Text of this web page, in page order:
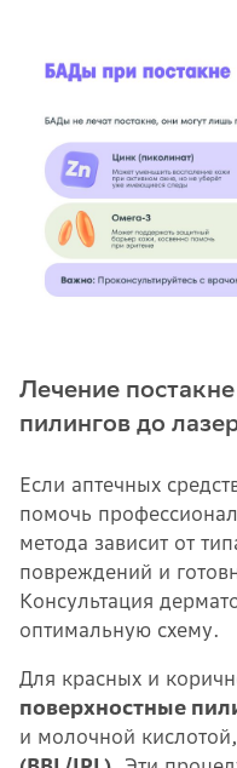
Лечение
пилингов до
Если аптечных
помочь
метода зависит от
повреждений и
Консультация
оптимальную схему.
Для красных и
поверхностные
и молочной кислотой,